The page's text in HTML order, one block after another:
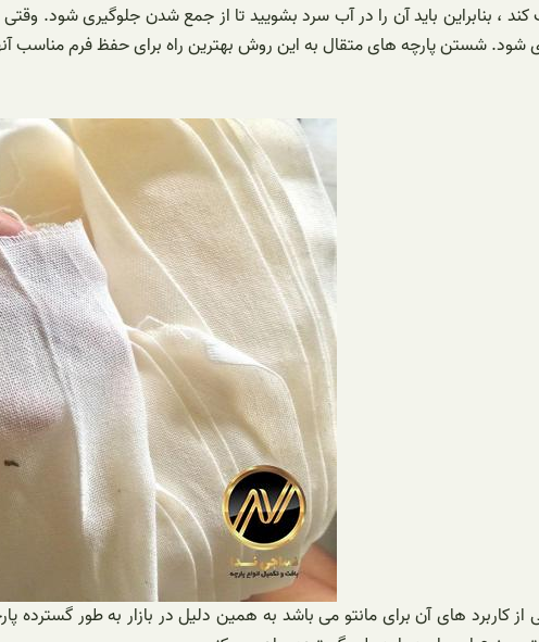
، بنابراین باید آن را در آب سرد بشویید تا از جمع شدن جلوگیری شود.
شستن پارچه های متقال به این روش بهترین راه برای حفظ فرم مناسب
از کاربرد های آن برای مانتو می باشد به همین دلیل در بازار به طور